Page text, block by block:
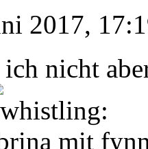
2017,
nicht
mit